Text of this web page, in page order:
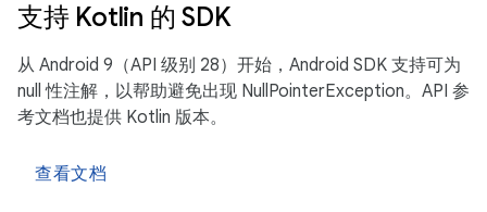
支持 Kotlin 的 SDK
从 Android 9（API 级别 28）开始，Android SDK 支持可为
null 性注解，以帮助避免出现 NullPointerException。API 参
考文档也提供 Kotlin 版本。
查看文档